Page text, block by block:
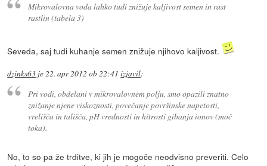
Mikrovalovna voda lahko tudi znižuje kaljivost semen in rast
rastlin (tabela 3)
Seveda, saj tudi kuhanje semen znižuje njihovo kaljivost.
dzinks63 je22. apr 2012 ob 22:41 izjavil:
Pri vodi, obdelani v mikrovalovnem polju, smo opazili znatno
znižanje njene viskoznosti, povečanje površinske napetosti,
vrelišča in tališča, pH vrednosti in hitrosti gibanja ionov (moč
toka).
No, to so pa že trditve, ki jih je mogoče neodvisno preveriti. Celo